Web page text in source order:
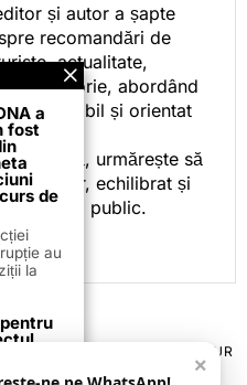
și autor a șapte
recomandări de
actualitate,
și istorie, abordând
accesibil și orientat
editorială, urmărește să
clar, echilibrat și
public.
POLITICA DE ANULARE & RETUR
CONTACT
×
a
fost
de
au
la
anunță